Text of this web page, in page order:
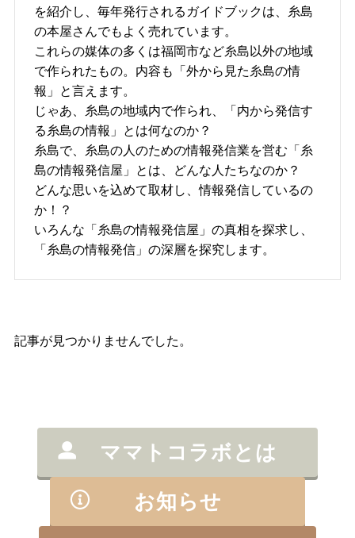
を紹介し、毎年発行されるガイドブックは、糸島
の本屋さんでもよく売れています。
これらの媒体の多くは福岡市など糸島以外の地域
で作られたもの。内容も「外から見た糸島の情
報」と言えます。
じゃあ、糸島の地域内で作られ、「内から発信す
る糸島の情報」とは何なのか？
糸島で、糸島の人のための情報発信業を営む「糸
島の情報発信屋」とは、どんな人たちなのか？
どんな思いを込めて取材し、情報発信しているの
か！？
いろんな「糸島の情報発信屋」の真相を探求し、
「糸島の情報発信」の深層を探究します。
記事が見つかりませんでした。
ママトコラボとは
お知らせ